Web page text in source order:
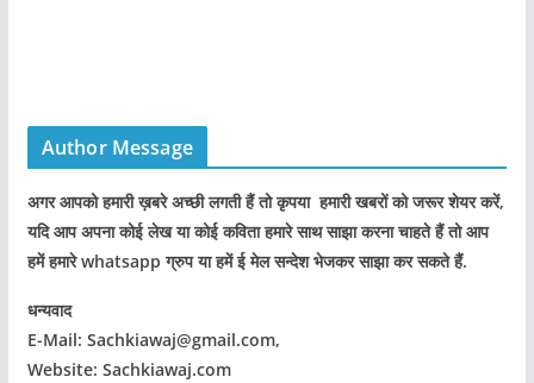
Author Message
अगर आपको हमारी ख़बरे अच्छी लगती हैं तो कृपया हमारी खबरों को जरूर शेयर करें,
यदि आप अपना कोई लेख या कोई कविता हमारे साथ साझा करना चाहते हैं तो आप
हमें हमारे whatsapp ग्रुप या हमें ई मेल सन्देश भेजकर साझा कर सकते हैं.
धन्यवाद
E-Mail: Sachkiawaj@gmail.com,
Website: Sachkiawaj.com